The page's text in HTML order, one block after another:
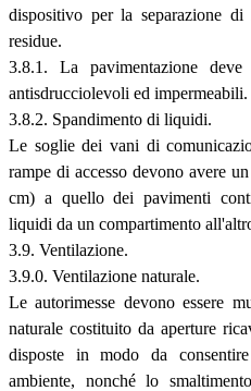
dispositivo per la separazione
residue.
3.8.1. La pavimentazione deve
antisdrucciolevoli ed impermeabili.
3.8.2. Spandimento di liquidi.
Le soglie dei vani di
rampe di accesso devono avere
cm) a quello dei pavimenti
liquidi da un compartimento
3.9. Ventilazione.
3.9.0. Ventilazione naturale.
Le autorimesse devono essere
naturale costituito da aperture
disposte in modo da
ambiente, nonché lo